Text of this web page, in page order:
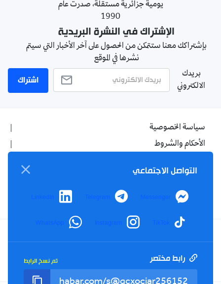
يومية جزائرية مستقلة، صدرت عام
1990
الإشتراك في النشرة البريدية
بإشتراكك معنا ستتمكن من الحصول على آخر الأخبار التي سيتم
نشرها في الموقع
بريدك
الالكتروني
اشتراك
سياسة الخصوصية
الأحكام والشروط
اتصل بنا
من نحن
Facebook
YouTube
TikTok
Twitter
التواصل الاجتماعي
Messenger
Telegram
LinkedIn
TikTok
Instagram
WhatsApp
رابط مختصر تم نسخ الرابط